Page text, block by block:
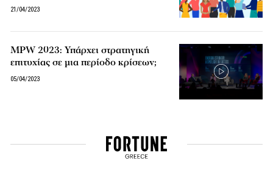
21/04/2023
MPW 2023: Υπάρχει στρατηγική
επιτυχίας σε μια περίοδο κρίσεων;
05/04/2023